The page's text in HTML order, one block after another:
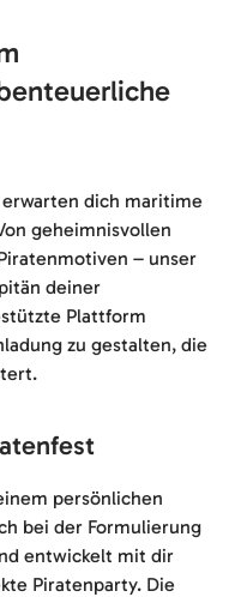
dich maritime
geheimnisvollen
– unser
deiner
Plattform
zu gestalten, die
persönlichen
bei der Formulierung
entwickelt mit dir
Piratenparty. Die